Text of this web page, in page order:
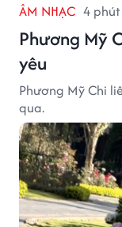
ÂM NHẠC 4
Phương Mỹ
yêu
Phương Mỹ Chi
qua.